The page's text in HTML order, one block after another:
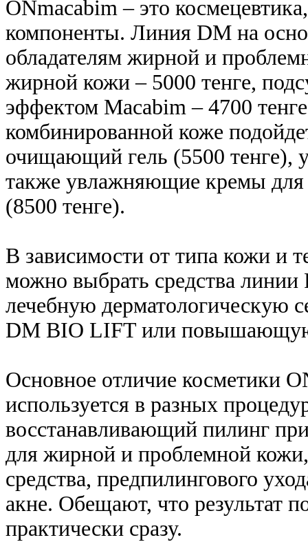
ONmacabim – это
компоненты. Линия DM на
обладателям жирной и
жирной кожи – 5000 тенге,
эффектом Macabim – 4700
комбинированной коже
очищающий гель (5500 тенге),
также увлажняющие кремы
(8500 тенге).
В зависимости от типа кожи и
можно выбрать средства
лечебную дерматологическую
DM BIO LIFT или
Основное отличие косметики
используется в разных
восстанавливающий пилинг
для жирной и проблемной
средства, предпилингового
акне. Обещают, что результат
практически сразу.